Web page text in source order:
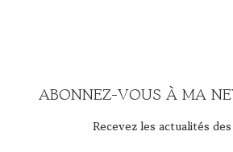
ABONNEZ-VOUS À MA
Recevez les actualités